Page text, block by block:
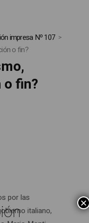
impresa Nº 107
o fin?
fin?
por las
italiano,
×